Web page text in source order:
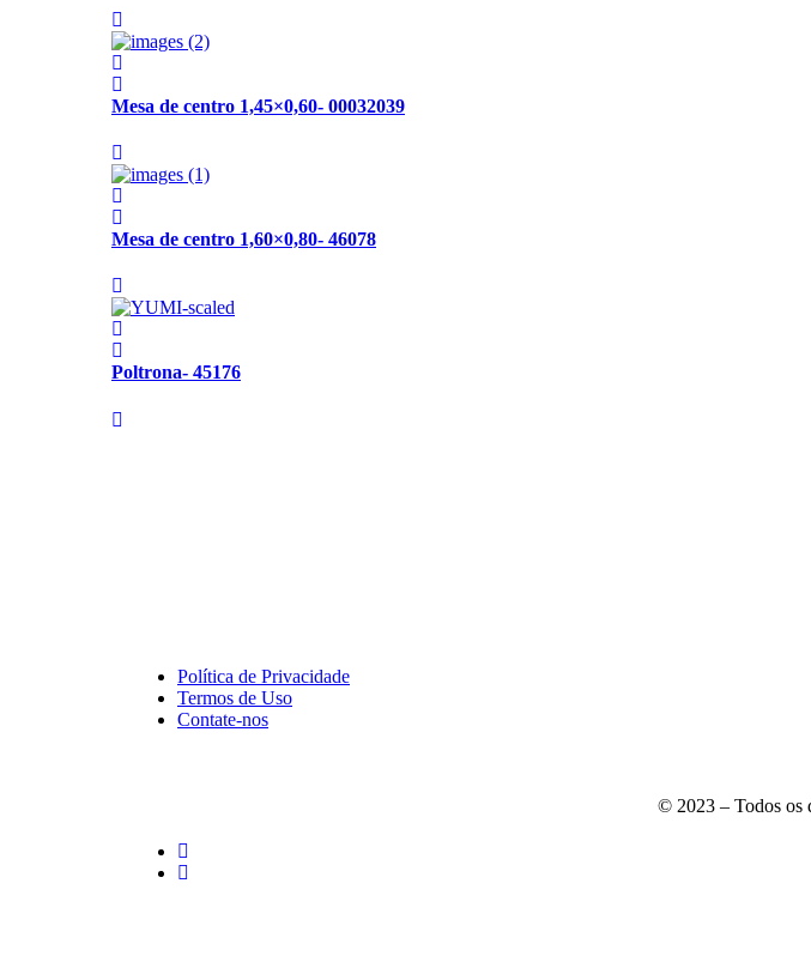
Mesa de centro 1,45×0,60- 00032039
Mesa de centro 1,60×0,80- 46078
Poltrona- 45176
Política de Privacidade
Termos de Uso
Contate-nos
© 2023 – Todos os